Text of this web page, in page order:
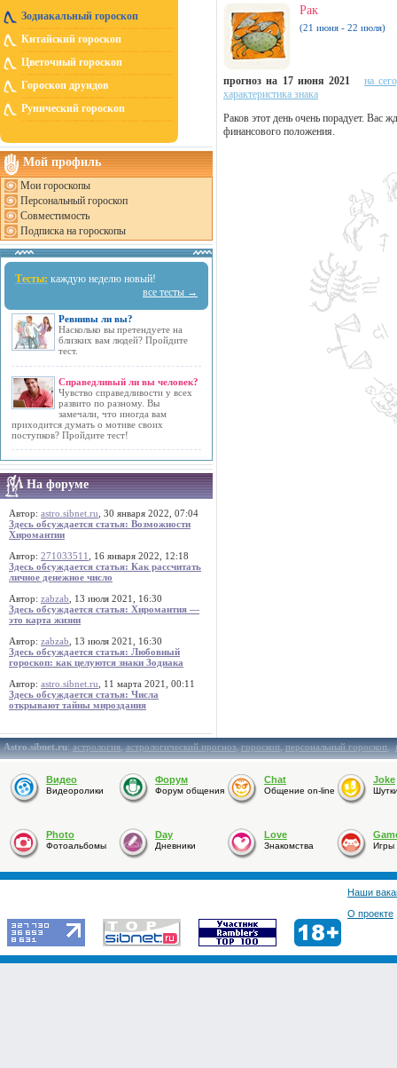
Зодиакальный гороскоп
Китайский гороскоп
Цветочный гороскоп
Гороскоп друидов
Рунический гороскоп
Мой профиль
Мои гороскопы
Персональный гороскоп
Совместимость
Подписка на гороскопы
Тесты: каждую неделю новый!
все тесты →
Ревнивы ли вы?
Насколько вы претендуете на
близких вам людей? Пройдите
тест.
Справедливый ли вы человек?
Чувство справедливости у всех
развито по разному. Вы
замечали, что иногда вам
приходится думать о мотиве своих
поступков? Пройдите тест!
На форуме
Автор: astro.sibnet.ru , 30 января 2022, 07:04
Здесь обсуждается статья: Возможности
Хиромантии
Автор: 271033511
, 16 января 2022, 12:18
Здесь обсуждается статья: Как рассчитать
личное денежное число
Автор: zabzab , 13 июля 2021, 16:30
Здесь обсуждается статья: Хиромантия —
это карта жизни
Автор: zabzab , 13 июля 2021, 16:30
Здесь обсуждается статья: Любовный
гороскоп: как целуются знаки Зодиака
Автор: astro.sibnet.ru , 11 марта 2021, 00:11
Здесь обсуждается статья: Числа
открывают тайны мироздания
Рак
(21 июня - 22 июля)
прогноз на 17 июня 2021
на
характеристика знака
Раков этот день очень порадует. Вас
финансового положения.
Astro.sibnet.ru:астрология,астрологический прогноз,гороскоп,персональный гороскоп,
Видео
Видеоролики
Форум
Форум общения
Chat
Общение on-line
Joke
Photo
Фотоальбомы
Day
Дневники
Love
Знакомства Игры
Наши
О проекте